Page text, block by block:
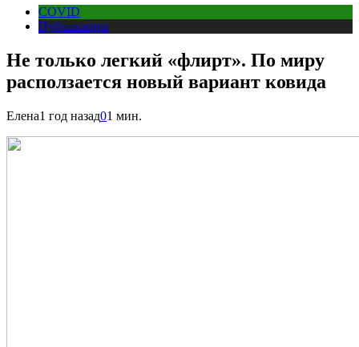
COVID
Публикации
Не только легкий «флирт». По миру
расползается новый вариант ковида
Елена1 год назад01 мин.